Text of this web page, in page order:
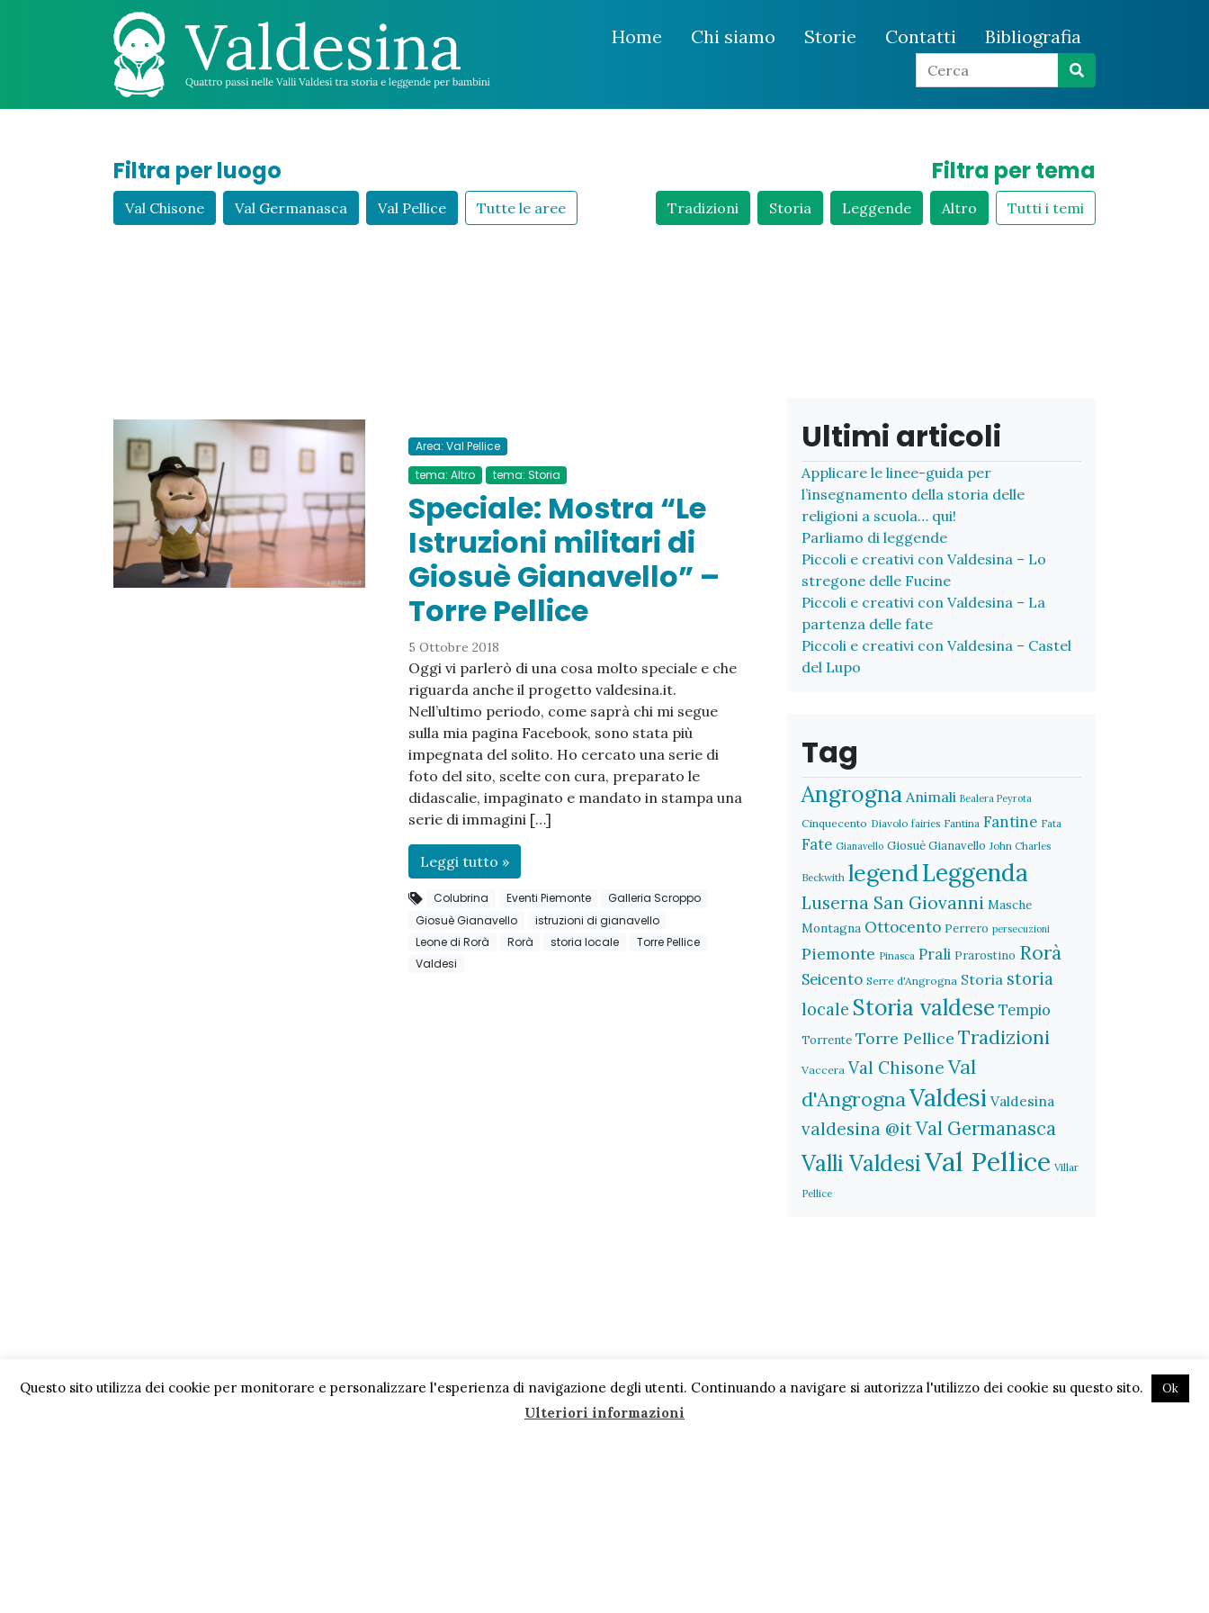
Home Chi siamo Storie Contatti Bibliografia
Filtra per luogo
Val Chisone Val Germanasca Val Pellice Tutte le aree
Filtra per tema
Tradizioni Storia Leggende Altro Tutti i temi
Area: Val Pellice
tema: Altro
tema: Storia
Speciale: Mostra “Le
Istruzioni militari di
Giosuè Gianavello” –
Torre Pellice
5 Ottobre 2018
Oggi vi parlerò di una cosa molto speciale e che
riguarda anche il progetto valdesina.it.
Nell’ultimo periodo, come saprà chi mi segue
sulla mia pagina Facebook, sono stata più
impegnata del solito. Ho cercato una serie di
foto del sito, scelte con cura, preparato le
didascalie, impaginato e mandato in stampa una
serie di immagini […]
Leggi tutto »
Colubrina Eventi Piemonte
Galleria Scroppo
Giosuè Gianavello
istruzioni di gianavello
Leone di Rorà
Rorà storia locale
Torre Pellice
Valdesi
Ultimi articoli
Applicare le linee-guida per
l’insegnamento della storia delle
religioni a scuola… qui!
Parliamo di leggende
Piccoli e creativi con Valdesina – Lo
stregone delle Fucine
Piccoli e creativi con Valdesina – La
partenza delle fate
Piccoli e creativi con Valdesina – Castel
del Lupo
Tag
Angrogna Animali Bealera Peyrota
Cinquecento Diavolo fairies Fantina Fantine Fata
Fate Gianavello Giosuè Gianavello John Charles
Beckwith legendLeggenda
Luserna San Giovanni Masche
Montagna Ottocento Perrero persecuzioni
Piemonte Pinasca Prali Prarostino Rorà
Seicento Serre d'Angrogna Storia storia
locale Storia valdese Tempio
Torrente Torre Pellice Tradizioni
Vaccera Val Chisone Val
d'AngrognaValdesi Valdesina
valdesina @itVal Germanasca
Valli ValdesiVal Pellice Villar
Pellice
Questo sito utilizza dei cookie per monitorare e personalizzare l'esperienza di navigazione degli utenti. Continuando a navigare si autorizza l'utilizzo dei cookie su questo sito. Ok
Ulteriori informazioni